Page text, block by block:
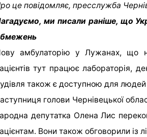
це повідомляє, пресслужба
ми писали раніше, що
амбулаторію у Лужанах, що
тут працює лабораторія,
також є доступною для людей
голови Чернівецької
депутатка Олена Лис
Вони також обговорили із